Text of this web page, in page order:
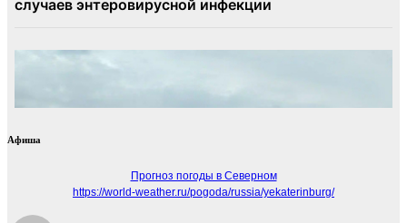
Афиша
Прогноз погоды в Северном
https://world-weather.ru/pogoda/russia/yekaterinburg/